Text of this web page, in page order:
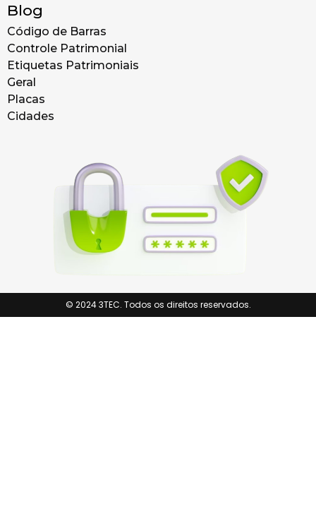
Blog
Código de Barras
Controle Patrimonial
Etiquetas Patrimoniais
Geral
Placas
Cidades
© 2024 3TEC. Todos os direitos reservados.